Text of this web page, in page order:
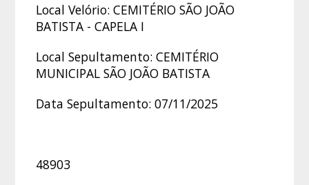
Local Velório: CEMITÉRIO SÃO JOÃO
BATISTA - CAPELA I
Local Sepultamento: CEMITÉRIO
MUNICIPAL SÃO JOÃO BATISTA
Data Sepultamento: 07/11/2025
48903